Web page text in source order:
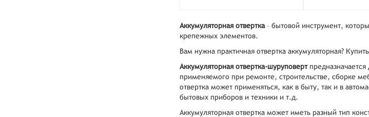
Аккумуляторная отвертка– бытовой инструмент,
крепежных элементов.
Вам нужна практичная отвертка аккумуляторная?
Аккумуляторная отвертка-шуруповертпредназначается
применяемого при ремонте, строительстве, сборке
отвертка может применяться, как в быту, так и в
бытовых приборов и техники и т.д.
Аккумуляторная отвертка может иметь разный тип